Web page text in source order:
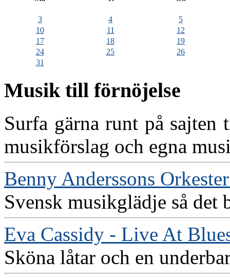
3 4
5
10
11
12
17
18
19
24
25
26
31
Musik till förnöjelse
Surfa gärna runt på
musikförslag och egna
Benny Anderssons
Svensk musikglädje så det
Eva Cassidy - Live At
Sköna låtar och en